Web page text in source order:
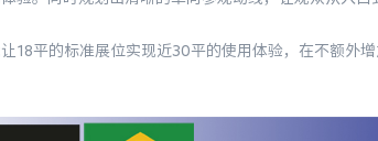
平的标准展位实现近30平的使用体验，在不额外增